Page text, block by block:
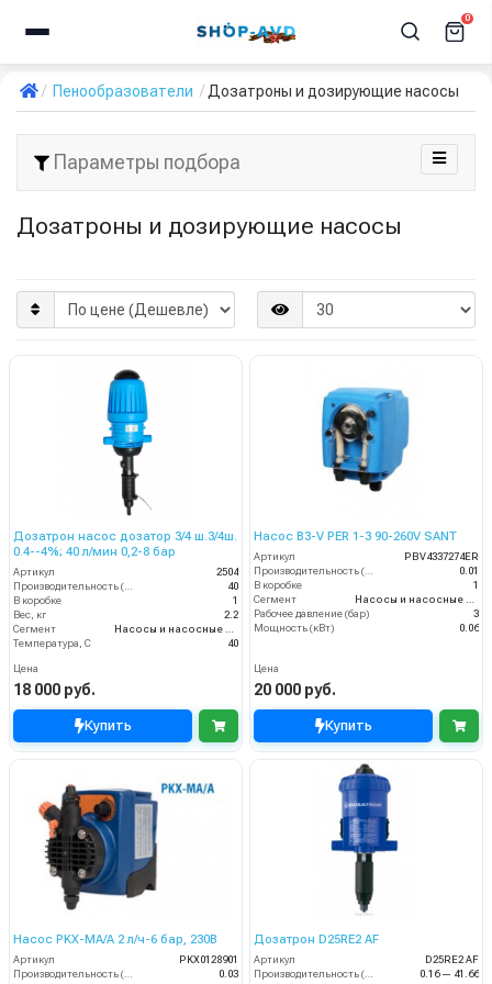
0
Пенообразователи Дозатроны и дозирующие насосы
Параметры подбора
Дозатроны и дозирующие насосы
Дозатрон насос дозатор 3/4 ш.3/4ш.
0.4--4%; 40 л/мин 0,2-8 бар
Артикул
2504
40
В коробке
1
Вес, кг
2.2
Сегмент
Температура, C
40
Цена
18 000 руб.
Купить
Насос B3-V PER 1-3 90-260V SANT
Артикул
PBV4337274ER
0.01
В коробке
1
Сегмент
Рабочее давление (бар)
3
Мощность (кВт)
0.06
Цена
20 000 руб.
Купить
Насос PKX-MA/A 2 л/ч-6 бар, 230В
Артикул
PKX0128901
Производительность (л/мин)
0.03
Дозатрон D25RE2 AF
Артикул
D25RE2 AF
Производительность (л/мин)
0.16 — 41.66